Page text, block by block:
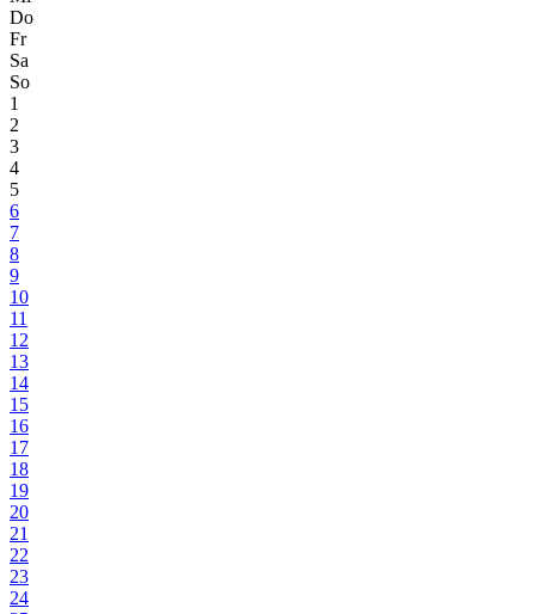
Do
Fr
Sa
So
1
2
3
4
5
6
7
8
9
10
11
12
13
14
15
16
17
18
19
20
21
22
23
24